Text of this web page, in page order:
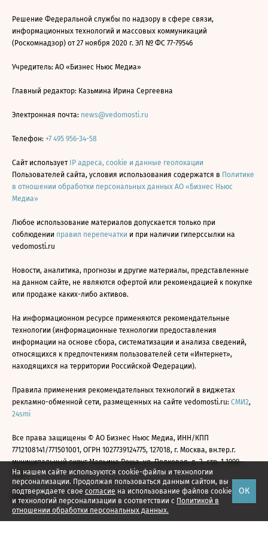
На нашем сайте используются cookie-файлы и технологии
персонализации. Продолжая пользоваться данным сайтом, вы
подтверждаете свое согласие на использование файлов cookie
и технологий персонализации в соответствии с Политикой в
отношении обработки персональных данных.
ОК
Решение Федеральной службы по надзору в сфере связи,
информационных технологий и массовых коммуникаций
(Роскомнадзор) от 27 ноября 2020 г. ЭЛ № ФС 77-79546
Учредитель: АО «Бизнес Ньюс Медиа»
Главный редактор: Казьмина Ирина Сергеевна
Электронная почта: news@vedomosti.ru
Телефон: +7 495 956-34-58
Сайт использует IP адреса, cookie и данные геолокации
Пользователей сайта, условия использования содержатся в Политике
в отношении обработки персональных данных АО «Бизнес Ньюс
Медиа»
Любое использование материалов допускается только при
соблюдении правил перепечатки и при наличии гиперссылки на
vedomosti.ru
Новости, аналитика, прогнозы и другие материалы, представленные
на данном сайте, не являются офертой или рекомендацией к покупке
или продаже каких-либо активов.
На информационном ресурсе применяются рекомендательные
технологии (информационные технологии предоставления
информации на основе сбора, систематизации и анализа сведений,
относящихся к предпочтениям пользователей сети «Интернет»,
находящихся на территории Российской Федерации).
Правила применения рекомендательных технологий в виджетах
рекламно-обменной сети, размещенных на сайте vedomosti.ru: СМИ2,
24smi
Все права защищены © АО Бизнес Ньюс Медиа, ИНН/КПП
7712108141/771501001, ОГРН 1027739124775, 127018, г. Москва, вн.тер.г.
муниципальный округ Марьина Роща, ул. Полковая, д. 3, стр. 1 1999—
2026